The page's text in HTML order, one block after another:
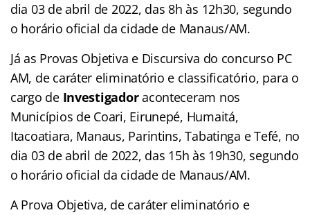
dia 03 de abril de 2022, das 8h às 12h30, segundo
o horário oficial da cidade de Manaus/AM.
Já as Provas Objetiva e Discursiva do concurso PC
AM, de caráter eliminatório e classificatório, para o
cargo de Investigadoraconteceram nos
Municípios de Coari, Eirunepé, Humaitá,
Itacoatiara, Manaus, Parintins, Tabatinga e Tefé, no
dia 03 de abril de 2022, das 15h às 19h30, segundo
o horário oficial da cidade de Manaus/AM.
A Prova Objetiva, de caráter eliminatório e